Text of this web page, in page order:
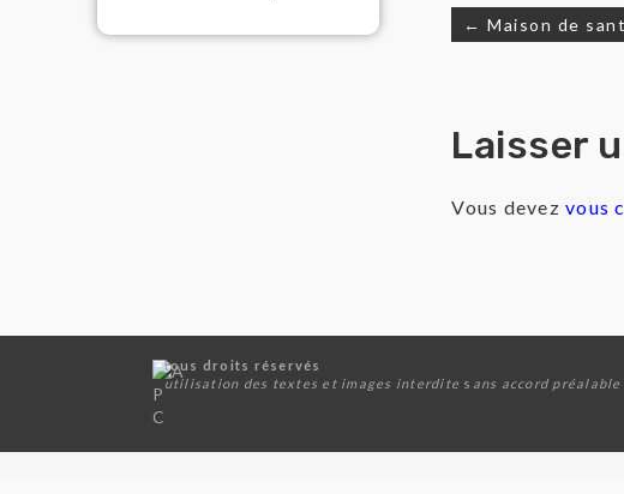
← Maison de
Laisser
Vous devezvous
tous droits réservés
utilisation des textes et images interdite s ans accord préalable